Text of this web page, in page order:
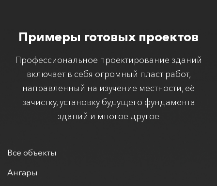
Примеры готовых проектов
Профессиональное проектирование зданий
включает в себя огромный пласт работ,
направленный на изучение местности, её
зачистку, установку будущего фундамента
зданий и многое другое
Все объекты
Ангары